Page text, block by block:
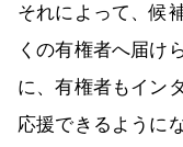
それによって、候
くの有権者へ届け
に、有権者もイン
応援できるように